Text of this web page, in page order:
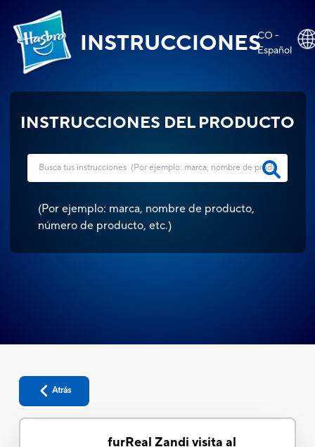
INSTRUCCIONESCO -
Español
INSTRUCCIONES DEL PRODUCTO
(Por ejemplo: marca, nombre de producto,
número de producto, etc.)
Atrás
furReal Zandi visita al